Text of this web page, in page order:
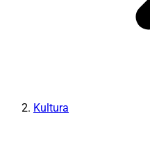
Kultura